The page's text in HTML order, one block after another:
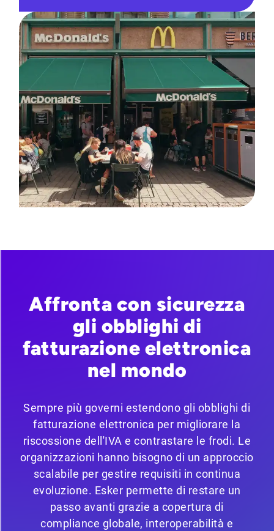
Affronta con sicurezza
gli obblighi di
fatturazione elettronica
nel mondo
Sempre più governi estendono gli obblighi di
fatturazione elettronica per migliorare la
riscossione dell'IVA e contrastare le frodi. Le
organizzazioni hanno bisogno di un approccio
scalabile per gestire requisiti in continua
evoluzione. Esker permette di restare un
passo avanti grazie a copertura di
compliance globale, interoperabilità e